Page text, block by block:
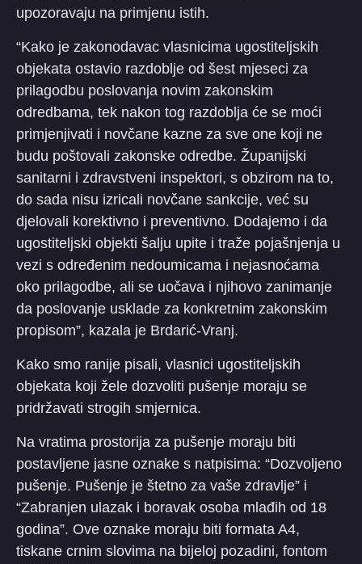
upozoravaju na primjenu istih.
“Kako je zakonodavac vlasnicima ugostiteljskih
objekata ostavio razdoblje od šest mjeseci za
prilagodbu poslovanja novim zakonskim
odredbama, tek nakon tog razdoblja će se moći
primjenjivati i novčane kazne za sve one koji ne
budu poštovali zakonske odredbe. Županijski
sanitarni i zdravstveni inspektori, s obzirom na to,
do sada nisu izricali novčane sankcije, već su
djelovali korektivno i preventivno. Dodajemo i da
ugostiteljski objekti šalju upite i traže pojašnjenja u
vezi s određenim nedoumicama i nejasnoćama
oko prilagodbe, ali se uočava i njihovo zanimanje
da poslovanje usklade za konkretnim zakonskim
propisom”, kazala je Brdarić-Vranj.
Kako smo ranije pisali, vlasnici ugostiteljskih
objekata koji žele dozvoliti pušenje moraju se
pridržavati strogih smjernica.
Na vratima prostorija za pušenje moraju biti
postavljene jasne oznake s natpisima: “Dozvoljeno
pušenje. Pušenje je štetno za vaše zdravlje” i
“Zabranjen ulazak i boravak osoba mlađih od 18
godina”. Ove oznake moraju biti formata A4,
tiskane crnim slovima na bijeloj pozadini, fontom